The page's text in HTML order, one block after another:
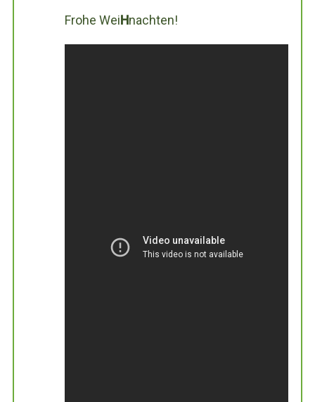
Frohe WeiHnachten!